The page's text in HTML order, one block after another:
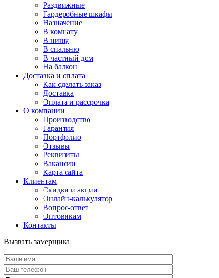
Раздвижные
Гардеробные шкафы
Назначение
В комнату
В нишу
В спальню
В частный дом
На балкон
Доставка и оплата
Как сделать заказ
Доставка
Оплата и рассрочка
О компании
Производство
Гарантия
Портфолио
Отзывы
Реквизиты
Вакансии
Карта сайта
Клиентам
Скидки и акции
Онлайн-калькулятор
Вопрос-ответ
Оптовикам
Контакты
Вызвать замерщика